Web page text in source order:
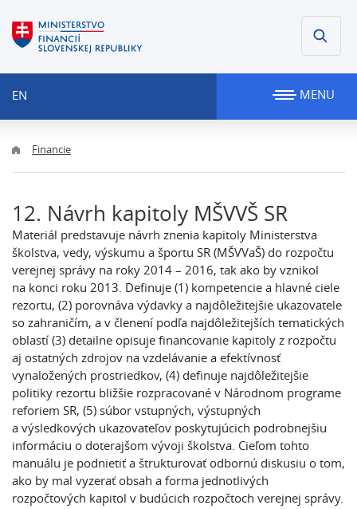
EN MENU
Financie
12. Návrh kapitoly MŠVVŠ SR
Materiál predstavuje návrh znenia kapitoly Ministerstva
školstva, vedy, výskumu a športu SR (MŠVVaŠ) do rozpočtu
verejnej správy na roky 2014 – 2016, tak ako by vznikol
na konci roku 2013. Definuje (1) kompetencie a hlavné ciele
rezortu, (2) porovnáva výdavky a najdôležitejšie ukazovatele
so zahraničím, a v členení podľa najdôležitejších tematických
oblastí (3) detailne opisuje financovanie kapitoly z rozpočtu
aj ostatných zdrojov na vzdelávanie a efektívnosť
vynaložených prostriedkov, (4) definuje najdôležitejšie
politiky rezortu bližšie rozpracované v Národnom programe
reforiem SR, (5) súbor vstupných, výstupných
a výsledkových ukazovateľov poskytujúcich podrobnejšiu
informáciu o doterajšom vývoji školstva. Cieľom tohto
manuálu je podnietiť a štrukturovať odbornú diskusiu o tom,
ako by mal vyzerať obsah a forma jednotlivých
rozpočtových kapitol v budúcich rozpočtoch verejnej správy.